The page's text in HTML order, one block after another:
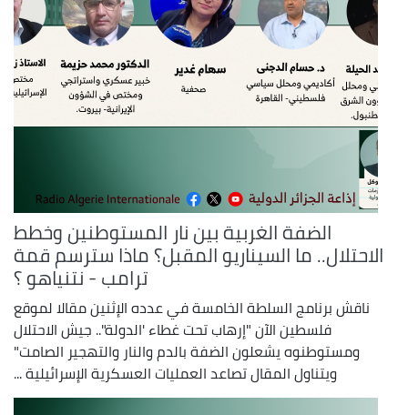
الضفة الغربية بين نار المستوطنين وخطط
الاحتلال.. ما السيناريو المقبل؟ ماذا سترسم قمة
ترامب - نتنياهو ؟
ناقش برنامج السلطة الخامسة في عدده الإثنين مقالا لموقع
فلسطين الآن "إرهاب تحت غطاء 'الدولة".. جيش الاحتلال
ومستوطنوه يشعلون الضفة بالدم والنار والتهجير الصامت"
ويتناول المقال تصاعد العمليات العسكرية الإسرائيلية ...